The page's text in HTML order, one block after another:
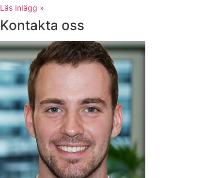
Läs inlägg »
Kontakta oss